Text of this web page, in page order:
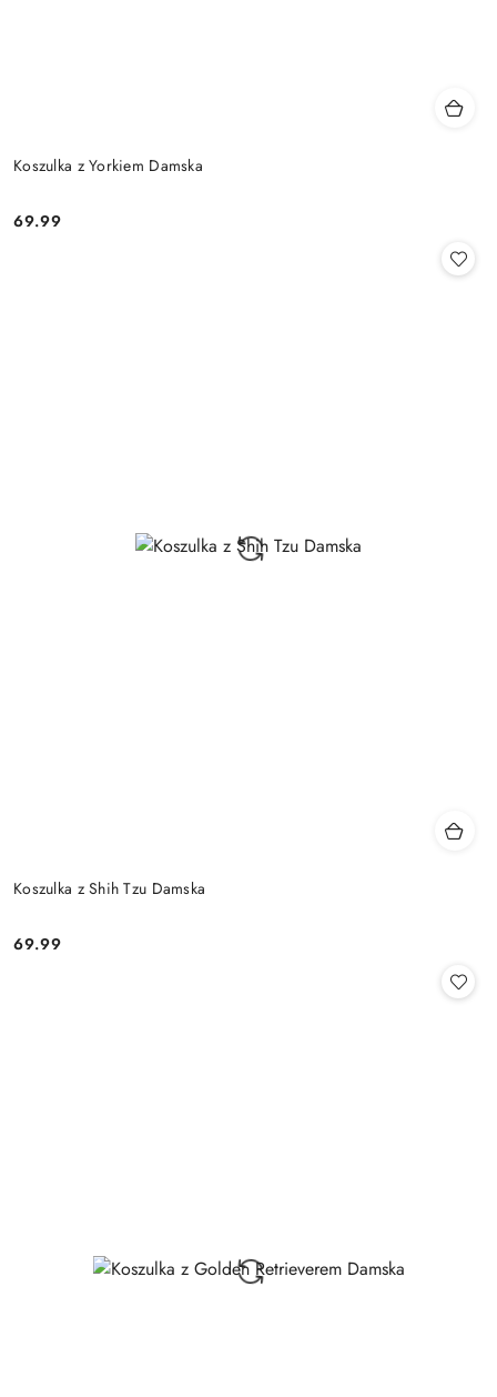
Koszulka z Yorkiem Damska
Cena:
69.99
Koszulka z Shih Tzu Damska
Cena:
69.99